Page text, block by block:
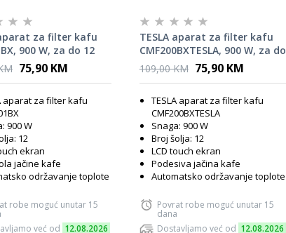
za filter kafu
900 W, za do 12
75,90 KM
aparat za filter kafu
900 W
12
ekran
jačine kafe
održavanje toplote
robe moguć unutar 15
već od 12.08.2026
TESLA aparat za filter kafu
CMF200BXTESLA, 900 W, za do
12 šolja kafe
109,00 KM 75,90 KM
TESLA aparat za filter kafu
CMF200BXTESLA
Snaga: 900 W
Broj šolja: 12
LCD touch ekran
Podesiva jačina kafe
Automatsko održavanje toplote
Povrat robe moguć unutar 15
dana
Dostavljamo već od 12.08.2026